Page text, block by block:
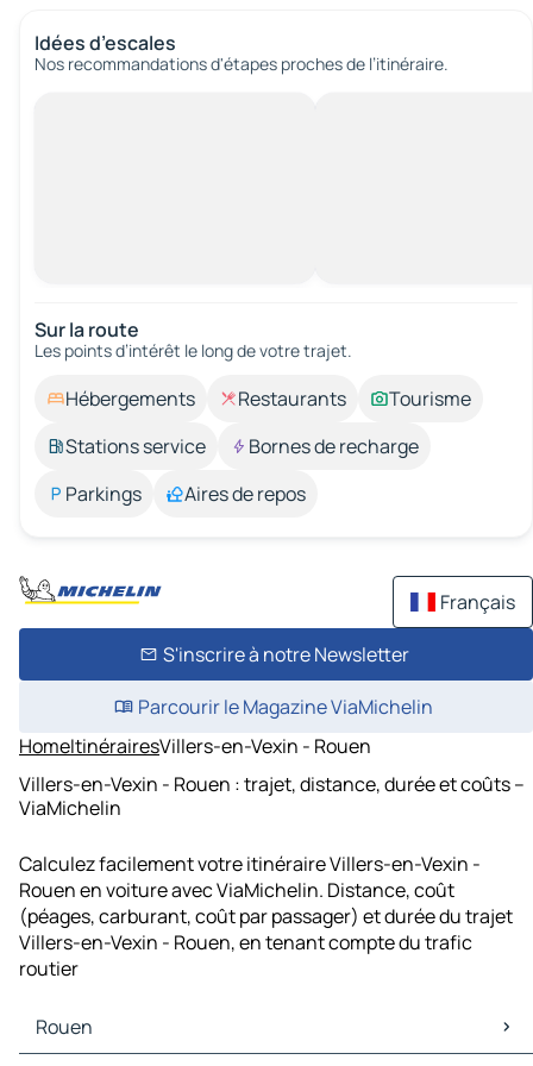
Idées d’escales
Nos recommandations d'étapes proches de l’itinéraire.
Sur la route
Les points d’intérêt le long de votre trajet.
Hébergements Restaurants
Tourisme
Stations service
Bornes de recharge
Parkings
Aires de repos
Français
S'inscrire à notre Newsletter
Parcourir le Magazine ViaMichelin
HomeItinérairesVillers-en-Vexin - Rouen
Villers-en-Vexin - Rouen : trajet, distance, durée et coûts –
ViaMichelin
Calculez facilement votre itinéraire Villers-en-Vexin -
Rouen en voiture avec ViaMichelin. Distance, coût
(péages, carburant, coût par passager) et durée du trajet
Villers-en-Vexin - Rouen, en tenant compte du trafic
routier
Rouen